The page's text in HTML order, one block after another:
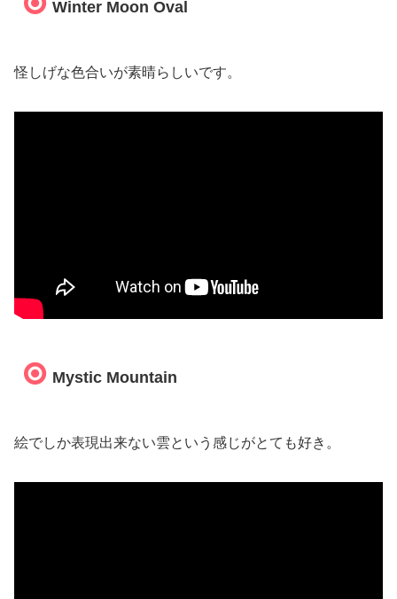
Winter Moon Oval
怪しげな色合いが素晴らしいです。
Mystic Mountain
絵でしか表現出来ない雲という感じがとても好き。